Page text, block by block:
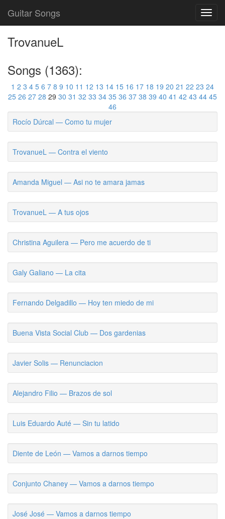
Guitar Songs
TrovanueL
Songs (1363):
1 2 3 4 5 6 7 8 9 10 11 12 13 14 15 16 17 18 19 20 21 22 23 24
25 26 27 28 29 30 31 32 33 34 35 36 37 38 39 40 41 42 43 44 45
46
Rocío Dúrcal — Como tu mujer
TrovanueL — Contra el viento
Amanda Miguel — Asi no te amara jamas
TrovanueL — A tus ojos
Christina Aguilera — Pero me acuerdo de ti
Galy Galiano — La cita
Fernando Delgadillo — Hoy ten miedo de mi
Buena Vista Social Club — Dos gardenias
Javier Solis — Renunciacion
Alejandro Filio — Brazos de sol
Luis Eduardo Auté — Sin tu latido
Diente de León — Vamos a darnos tiempo
Conjunto Chaney — Vamos a darnos tiempo
José José — Vamos a darnos tiempo